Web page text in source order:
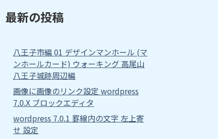
最新の投稿
八王子市編 01 デザインマンホール (マ
ンホールカード) ウォーキング 高尾山
八王子城跡周辺編
画像に画像のリンク設定 wordpress
7.0.X ブロックエディタ
wordpress 7.0.1 罫線内の文字 左上寄
せ 設定